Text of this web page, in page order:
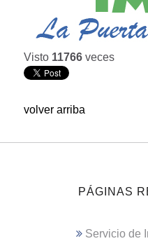
Visto 11766 veces
volver arriba
PÁGINAS
Servicio de